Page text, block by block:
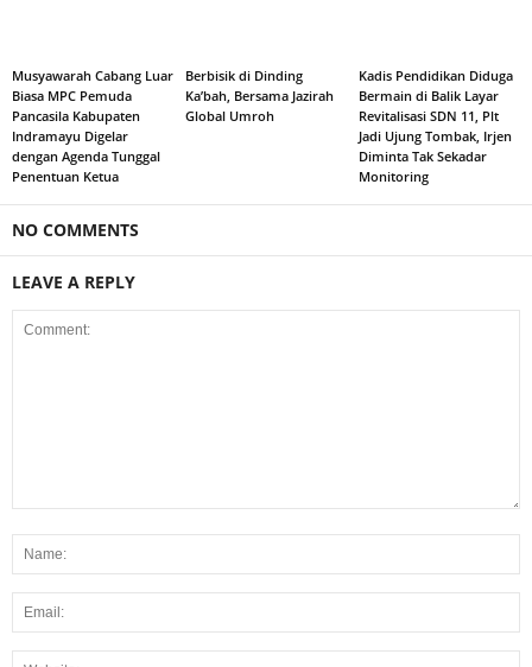
Musyawarah Cabang Luar
Biasa MPC Pemuda
Pancasila Kabupaten
Indramayu Digelar
dengan Agenda Tunggal
Penentuan Ketua
Berbisik di Dinding
Ka’bah, Bersama Jazirah
Global Umroh
Kadis Pendidikan Diduga
Bermain di Balik Layar
Revitalisasi SDN 11, Plt
Jadi Ujung Tombak, Irjen
Diminta Tak Sekadar
Monitoring
NO COMMENTS
LEAVE A REPLY